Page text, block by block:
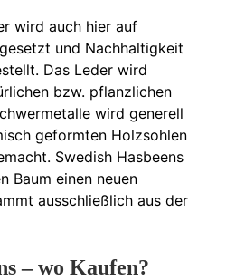
wird auch hier auf
und Nachhaltigkeit
Das Leder wird
bzw. pflanzlichen
wird generell
geformten Holzsohlen
Swedish Hasbeens
Baum einen neuen
ausschließlich aus der
– wo Kaufen?